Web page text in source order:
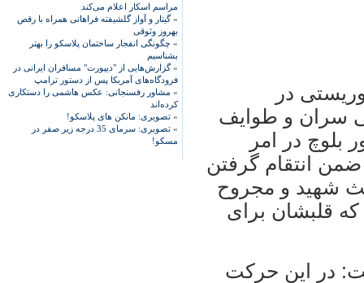
مراسم اسکار اعلام می‌کند
»گیتار و آواز گلشیفته فراهانی همراه با رقص
بهروز وثوقی
» چگونگی انفجار ساختمان پلاسکو را بهتر
بشناسیم
»گزارش‌هایی از "دیپورت" مسافران ایرانی در
فرودگاه‌های آمریکا پس از دستور ترامپ
» مشاور رفسنجانی: عکس هاشمی را دستکاری
کرده‌اند
» تصویری: مانکن های پلاسکو!
»
تصویری: سرمای 35 درجه زیر صفر در
مسکو!
در
سران و طوايف
بلوچ در امر
انتقام گرفتن
شهيد و مجروح
قلبشان برای
در اين حرکت